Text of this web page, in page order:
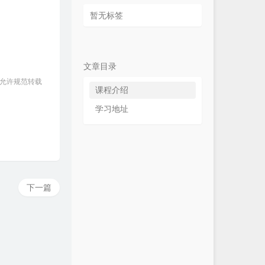
许规范转载
下一篇
暂无标签
文章目录
课程介绍
学习地址